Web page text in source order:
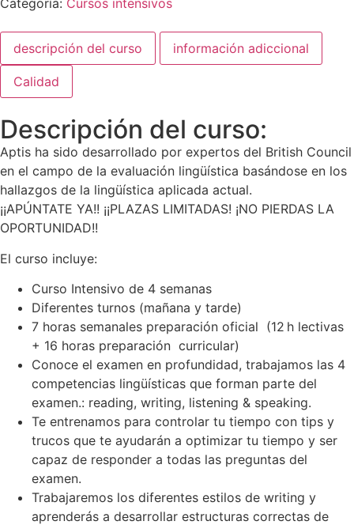
Categoría: Cursos intensivos
descripción del curso información adiccional
Calidad
Descripción del curso:
Aptis ha sido desarrollado por expertos del British Council
en el campo de la evaluación lingüística basándose en los
hallazgos de la lingüística aplicada actual.
¡¡APÚNTATE YA!! ¡¡PLAZAS LIMITADAS! ¡NO PIERDAS LA
OPORTUNIDAD!!
El curso incluye:
Curso Intensivo de 4 semanas
Diferentes turnos (mañana y tarde)
7 horas semanales preparación oficial (12 h lectivas
+ 16 horas preparación curricular)
Conoce el examen en profundidad, trabajamos las 4
competencias lingüísticas que forman parte del
examen.: reading, writing, listening & speaking.
Te entrenamos para controlar tu tiempo con tips y
trucos que te ayudarán a optimizar tu tiempo y ser
capaz de responder a todas las preguntas del
examen.
Trabajaremos los diferentes estilos de writing y
aprenderás a desarrollar estructuras correctas de